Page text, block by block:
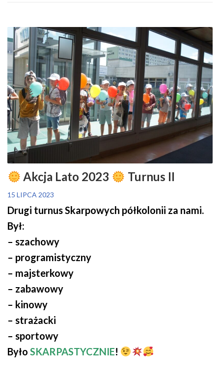
Akcja Lato 2023 Turnus II
15 LIPCA 2023
Drugi turnus Skarpowych półkolonii za nami.
Był:
– szachowy
– programistyczny
– majsterkowy
– zabawowy
– kinowy
– strażacki
– sportowy
Było SKARPASTYCZNIE!